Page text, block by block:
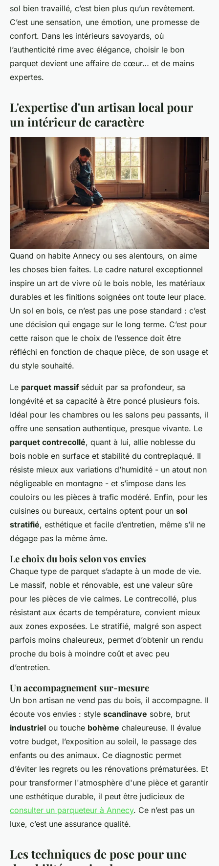
sol bien travaillé, c’est bien plus qu’un revêtement.
C’est une sensation, une émotion, une promesse de
confort. Dans les intérieurs savoyards, où
l’authenticité rime avec élégance, choisir le bon
parquet devient une affaire de cœur… et de mains
expertes.
L'expertise d'un artisan local pour
un intérieur de caractère
Quand on habite Annecy ou ses alentours, on aime
les choses bien faites. Le cadre naturel exceptionnel
inspire un art de vivre où le bois noble, les matériaux
durables et les finitions soignées ont toute leur place.
Un sol en bois, ce n’est pas une pose standard : c’est
une décision qui engage sur le long terme. C’est pour
cette raison que le choix de l’essence doit être
réfléchi en fonction de chaque pièce, de son usage et
du style souhaité.
Le parquet massif séduit par sa profondeur, sa
longévité et sa capacité à être poncé plusieurs fois.
Idéal pour les chambres ou les salons peu passants, il
offre une sensation authentique, presque vivante. Le
parquet contrecollé, quant à lui, allie noblesse du
bois noble en surface et stabilité du contreplaqué. Il
résiste mieux aux variations d’humidité - un atout non
négligeable en montagne - et s’impose dans les
couloirs ou les pièces à trafic modéré. Enfin, pour les
cuisines ou bureaux, certains optent pour un sol
stratifié, esthétique et facile d’entretien, même s’il ne
dégage pas la même âme.
Le choix du bois selon vos envies
Chaque type de parquet s’adapte à un mode de vie.
Le massif, noble et rénovable, est une valeur sûre
pour les pièces de vie calmes. Le contrecollé, plus
résistant aux écarts de température, convient mieux
aux zones exposées. Le stratifié, malgré son aspect
parfois moins chaleureux, permet d’obtenir un rendu
proche du bois à moindre coût et avec peu
d’entretien.
Un accompagnement sur-mesure
Un bon artisan ne vend pas du bois, il accompagne. Il
écoute vos envies : style scandinave sobre, brut
industriel ou touche bohème chaleureuse. Il évalue
votre budget, l’exposition au soleil, le passage des
enfants ou des animaux. Ce diagnostic permet
d’éviter les regrets ou les rénovations prématurées. Et
pour transformer l'atmosphère d'une pièce et garantir
une esthétique durable, il peut être judicieux de
consulter un parqueteur à Annecy. Ce n’est pas un
luxe, c’est une assurance qualité.
Les techniques de pose pour une